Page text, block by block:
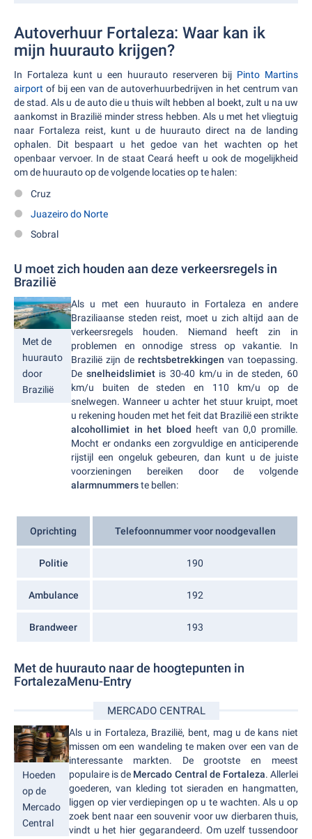
Autoverhuur Fortaleza: Waar kan ik
mijn huurauto krijgen?
In Fortaleza kunt u een huurauto reserveren bij Pinto Martins
airport of bij een van de autoverhuurbedrijven in het centrum van
de stad. Als u de auto die u thuis wilt hebben al boekt, zult u na uw
aankomst in Brazilië minder stress hebben. Als u met het vliegtuig
naar Fortaleza reist, kunt u de huurauto direct na de landing
ophalen. Dit bespaart u het gedoe van het wachten op het
openbaar vervoer. In de staat Ceará heeft u ook de mogelijkheid
om de huurauto op de volgende locaties op te halen:
Cruz
Juazeiro do Norte
Sobral
U moet zich houden aan deze verkeersregels in
Brazilië
Met de
huurauto
door
Brazilië
Als u met een huurauto in Fortaleza en andere
Braziliaanse steden reist, moet u zich altijd aan de
verkeersregels houden. Niemand heeft zin in
problemen en onnodige stress op vakantie. In
Brazilië zijn de rechtsbetrekkingen van toepassing.
De snelheidslimiet is 30-40 km/u in de steden, 60
km/u buiten de steden en 110 km/u op de
snelwegen. Wanneer u achter het stuur kruipt, moet
u rekening houden met het feit dat Brazilië een strikte
alcohollimiet in het bloed heeft van 0,0 promille.
Mocht er ondanks een zorgvuldige en anticiperende
rijstijl een ongeluk gebeuren, dan kunt u de juiste
voorzieningen bereiken door de volgende
alarmnummerste bellen:
Oprichting Telefoonnummer voor noodgevallen
Politie 190
Ambulance 192
Brandweer 193
Met de huurauto naar de hoogtepunten in
FortalezaMenu-Entry
MERCADO CENTRAL
Hoeden
op de
Mercado
Central
Als u in Fortaleza, Brazilië, bent, mag u de kans niet
missen om een wandeling te maken over een van de
interessante markten. De grootste en meest
populaire is de Mercado Central de Fortaleza. Allerlei
goederen, van kleding tot sieraden en hangmatten,
liggen op vier verdiepingen op u te wachten. Als u op
zoek bent naar een souvenir voor uw dierbaren thuis,
vindt u het hier gegarandeerd. Om uzelf tussendoor